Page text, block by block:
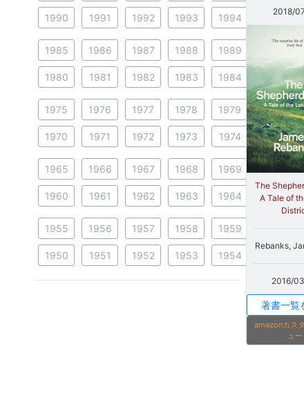
1990 1991 1992 1993 1994
1985 1986 1987 1988 1989
1980 1981 1982 1983 1984
1975 1976 1977 1978 1979
1970 1971 1972 1973 1974
1965 1966 1967 1968 1969
1960 1961 1962 1963 1964
1955 1956 1957 1958 1959
1950 1951 1952 1953 1954
2018/
The
A Tale of
Rebanks,
2016/
著書一覧
amazonカス
ュー